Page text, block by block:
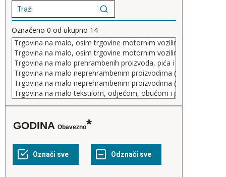
Označeno 0 od ukupno 14
GODINA Obavezno